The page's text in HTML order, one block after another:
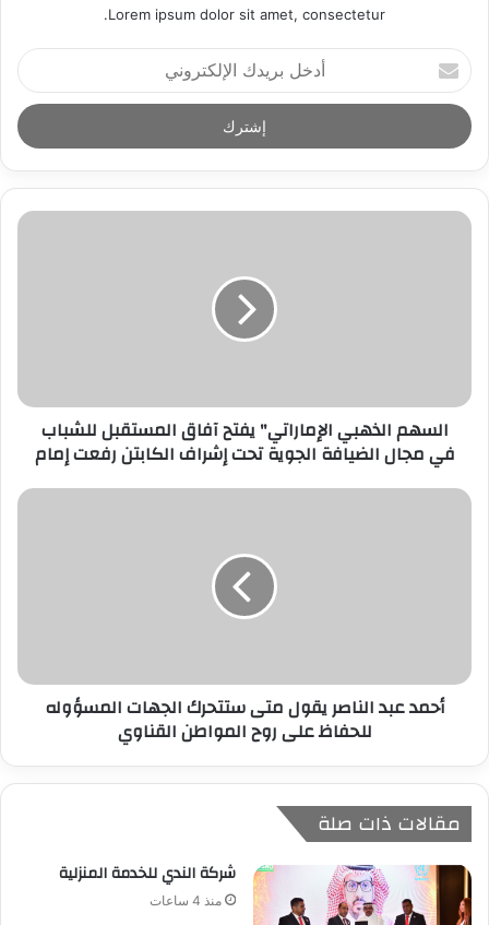
Lorem ipsum dolor sit amet, consectetur.
أ
د
خ
ل
ر
د
ر
السهم الذهبي الإماراتي" يفتح آفاق المستقبل للشباب
في مجال الضيافة الجوية تحت إشراف الكابتن رفعت إمام
أحمد عبد الناصر يقول متى ستتحرك الجهات المسؤوله
للحفاظ على روح المواطن القناوي
مقالات ذات صلة
شركة الندي للخدمة المنزلية
منذ 4 ساعات